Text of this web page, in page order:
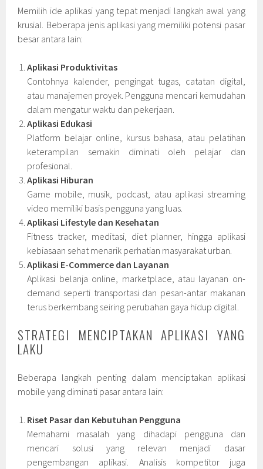
Memilih ide aplikasi yang tepat menjadi langkah awal yang
krusial. Beberapa jenis aplikasi yang memiliki potensi pasar
besar antara lain:
Aplikasi Produktivitas
Contohnya kalender, pengingat tugas, catatan digital,
atau manajemen proyek. Pengguna mencari kemudahan
dalam mengatur waktu dan pekerjaan.
Aplikasi Edukasi
Platform belajar online, kursus bahasa, atau pelatihan
keterampilan semakin diminati oleh pelajar dan
profesional.
Aplikasi Hiburan
Game mobile, musik, podcast, atau aplikasi streaming
video memiliki basis pengguna yang luas.
Aplikasi Lifestyle dan Kesehatan
Fitness tracker, meditasi, diet planner, hingga aplikasi
kebiasaan sehat menarik perhatian masyarakat urban.
Aplikasi E-Commerce dan Layanan
Aplikasi belanja online, marketplace, atau layanan on-
demand seperti transportasi dan pesan-antar makanan
terus berkembang seiring perubahan gaya hidup digital.
STRATEGI MENCIPTAKAN APLIKASI YANG
LAKU
Beberapa langkah penting dalam menciptakan aplikasi
mobile yang diminati pasar antara lain:
Riset Pasar dan Kebutuhan Pengguna
Memahami masalah yang dihadapi pengguna dan
mencari solusi yang relevan menjadi dasar
pengembangan aplikasi. Analisis kompetitor juga